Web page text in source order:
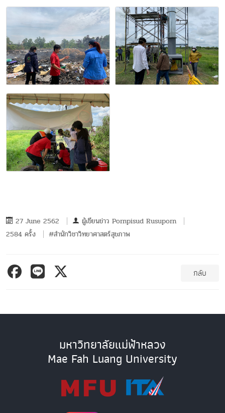
27 June 2562 ผู้เขียนข่าว Pornpisud Rusuporn
2584 ครั้ง
#สำนักวิชาวิทยาศาสตร์สุขภาพ
กลับ
มหาวิทยาลัยแม่ฟ้าหลวง
Mae Fah Luang University